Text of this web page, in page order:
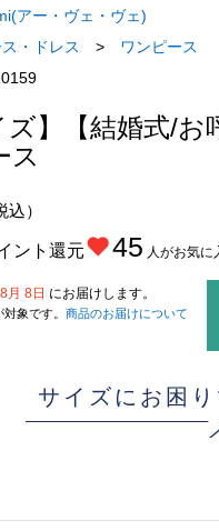
アー・ヴェ・ヴェ)
・ドレス >
ワンピース
ズ】【結婚式/
ス
込）
ント還元 45 人がお気に
8月 8日 にお届けします。
象です。 商品のお届けについて
サイズにお困り